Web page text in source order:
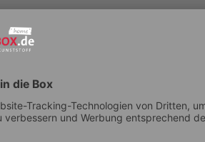
Artikelnummer